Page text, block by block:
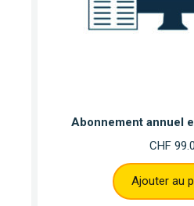
Abonnement annuel
CHF
Ajouter au